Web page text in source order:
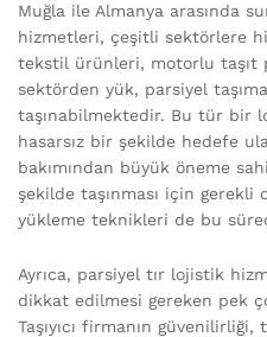
Muğla ile Almanya arasında
hizmetleri, çeşitli sektörlere
tekstil ürünleri, motorlu taşıt
sektörden yük, parsiyel
taşınabilmektedir. Bu tür bir
hasarsız bir şekilde hedefe
bakımından büyük öneme
şekilde taşınması için gerekli
yükleme teknikleri de bu
Ayrıca, parsiyel tır lojistik
dikkat edilmesi gereken pek
Taşıyıcı firmanın güvenilirliği,